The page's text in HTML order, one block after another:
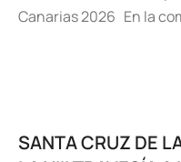
Canarias 2026 En la
SANTA CRUZ DE